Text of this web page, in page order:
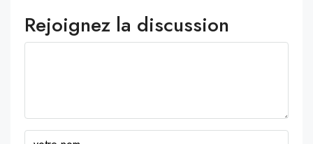
Rejoignez la discussion